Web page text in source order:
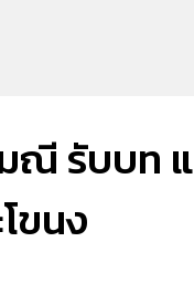
ณี รับบท
ขนง